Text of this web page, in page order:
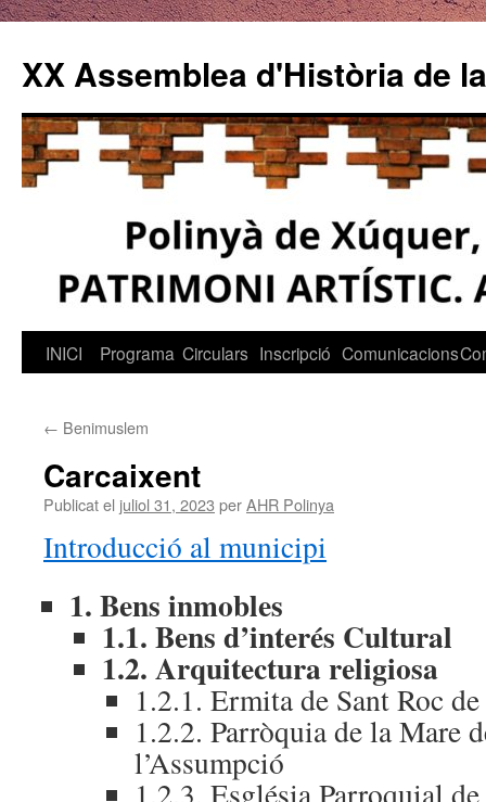
contingut
XX Assemblea d'Història de
INICI Programa Circulars Inscripció Comunicacions
← Benimuslem
Carcaixent
Publicat el juliol 31, 2023 perAHR Polinya
Introducció al municipi
1. Bens inmobles
1.1. Bens d’interés Cultural
1.2. Arquitectura religiosa
1.2.1. Ermita de Sant Roc
1.2.2. Parròquia de la Mare
l’Assumpció
1.2.3. Església Parroquial